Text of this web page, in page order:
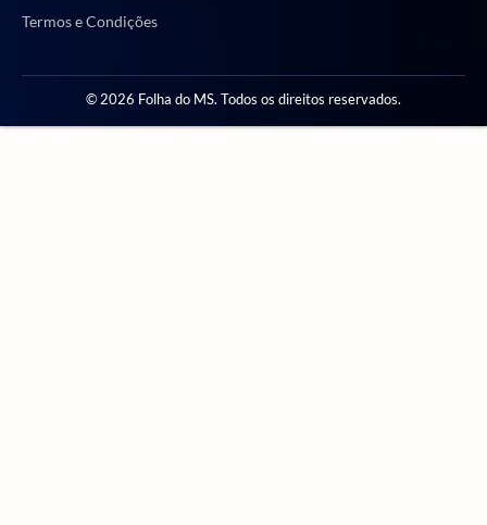
Termos e Condições
© 2026 Folha do MS. Todos os direitos reservados.